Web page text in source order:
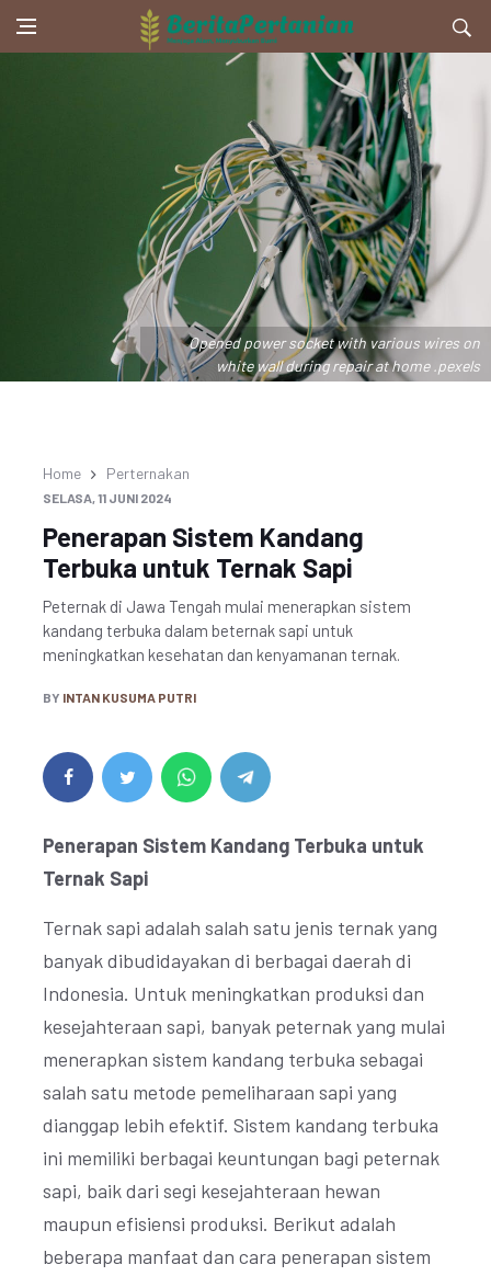
Opened power socket with various wires on
white wall during repair at home .pexels
Home Perternakan
SELASA, 11 JUNI 2024
Penerapan Sistem Kandang
Terbuka untuk Ternak Sapi
Peternak di Jawa Tengah mulai menerapkan sistem
kandang terbuka dalam beternak sapi untuk
meningkatkan kesehatan dan kenyamanan ternak.
BY INTAN KUSUMA PUTRI
Penerapan Sistem Kandang Terbuka untuk
Ternak Sapi
Ternak sapi adalah salah satu jenis ternak yang
banyak dibudidayakan di berbagai daerah di
Indonesia. Untuk meningkatkan produksi dan
kesejahteraan sapi, banyak peternak yang mulai
menerapkan sistem kandang terbuka sebagai
salah satu metode pemeliharaan sapi yang
dianggap lebih efektif. Sistem kandang terbuka
ini memiliki berbagai keuntungan bagi peternak
sapi, baik dari segi kesejahteraan hewan
maupun efisiensi produksi. Berikut adalah
beberapa manfaat dan cara penerapan sistem